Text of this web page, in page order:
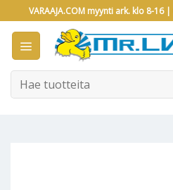
to
content
VARAAJA.COM myynti ark. klo 8-16 |
Etsi: